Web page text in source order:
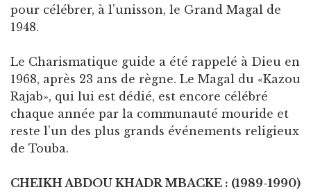
pour célébrer, à l’unisson, le Grand Magal de
1948.
Le Charismatique guide a été rappelé à Dieu en
1968, après 23 ans de règne. Le Magal du «Kazou
Rajab», qui lui est dédié, est encore célébré
chaque année par la communauté mouride et
reste l’un des plus grands événements religieux
de Touba.
CHEIKH ABDOU KHADR MBACKE : (1989-1990)